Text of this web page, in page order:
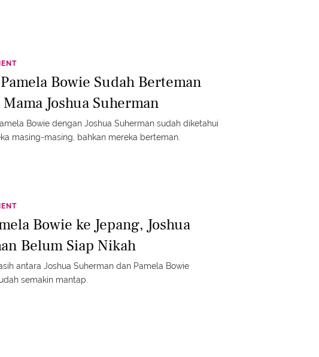
Bowie Sudah Berteman
Joshua Suherman
Bowie dengan Joshua Suherman sudah diketahui
masing-masing, bahkan mereka berteman.
Bowie ke Jepang, Joshua
Belum Siap Nikah
antara Joshua Suherman dan Pamela Bowie
semakin mantap.